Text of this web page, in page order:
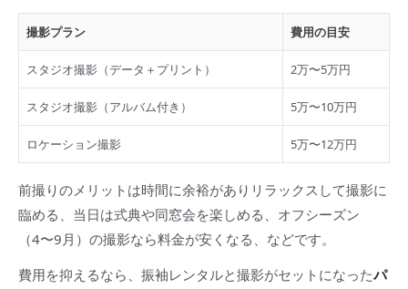
撮影プラン 費用の目安
スタジオ撮影（データ＋プリント） 2万〜5万円
スタジオ撮影（アルバム付き） 5万〜10万円
ロケーション撮影 5万〜12万円
前撮りのメリットは時間に余裕がありリラックスして撮影に
臨める、当日は式典や同窓会を楽しめる、オフシーズン
（4〜9月）の撮影なら料金が安くなる、などです。
費用を抑えるなら、振袖レンタルと撮影がセットになったパ